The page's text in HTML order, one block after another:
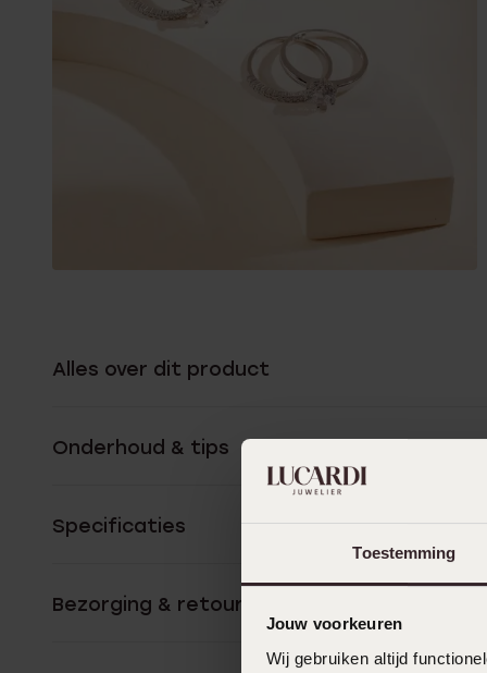
Toestemming
Jouw voorkeuren
Wij gebruiken altijd
Alles over dit product
Onderhoud & tips
Specificaties
Bezorging & retourneren